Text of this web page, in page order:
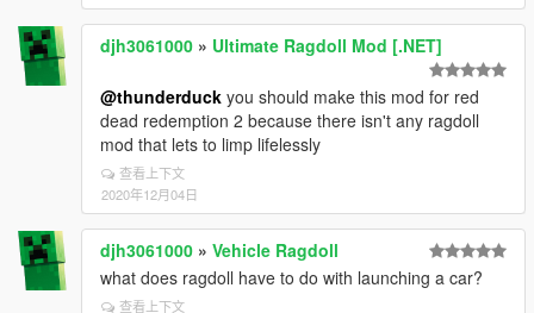
djh3061000 » Ultimate Ragdoll Mod [.NET]
@thunderduck you should make this mod for red
dead redemption 2 because there isn't any ragdoll
mod that lets to limp lifelessly
查看上下文
2020年12月04日
djh3061000 » Vehicle Ragdoll
what does ragdoll have to do with launching a car?
查看上下文